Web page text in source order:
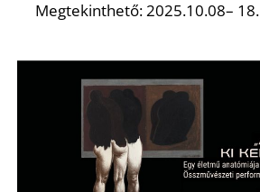
Megtekinthető: 2025.10.08– 18.